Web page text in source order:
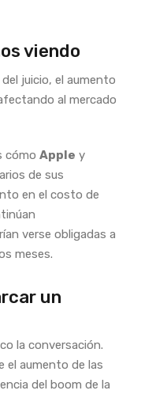
viendo
juicio, el aumento
al mercado
cómo Apple y
de sus
en el costo de
verse obligadas a
meses.
un
la conversación.
el aumento de las
del boom de la